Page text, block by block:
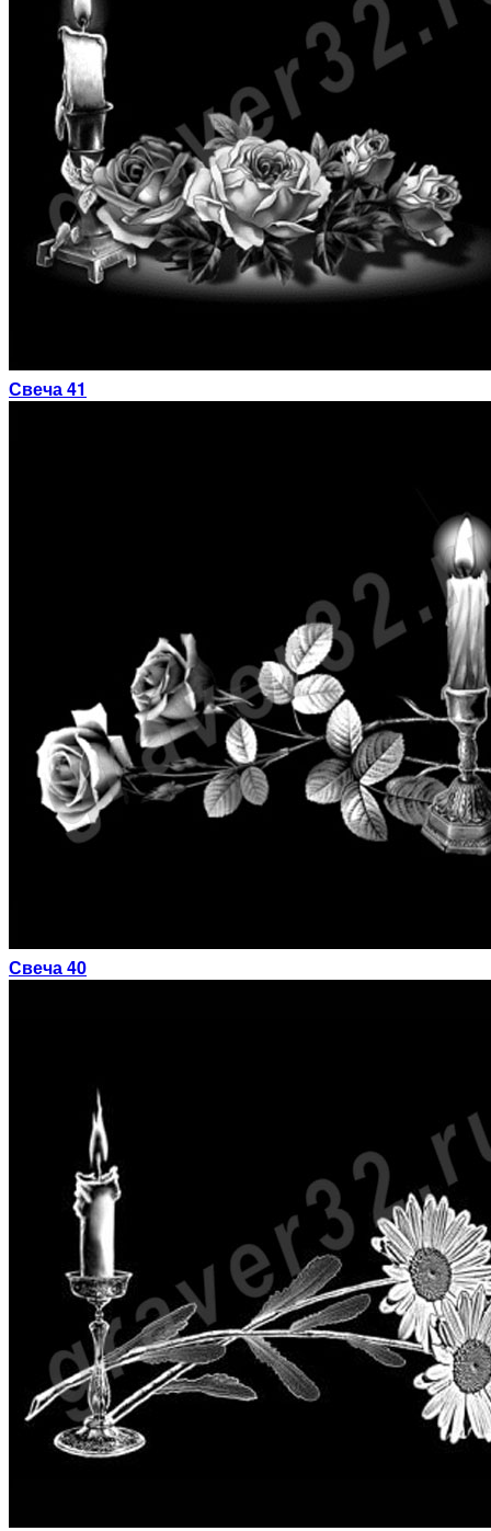
Свеча 41
Свеча 40